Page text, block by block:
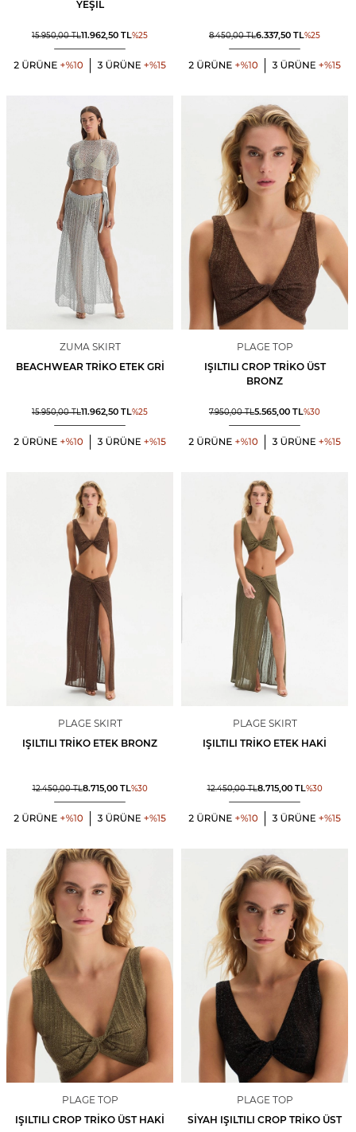
YEŞIL
15.950,00TL11.962,50 TL%25 8.450,00TL6.337,50 TL%25
ZUMA SKIRT
BEACHWEAR TRIKO ETEK GRI
15.950,00TL11.962,50 TL%25
PLAGE TOP
IŞILTILI CROP TRIKO ÜST
BRONZ
7.950,00TL5.565,00 TL%30
PLAGE SKIRT
IŞILTILI TRIKO ETEK BRONZ
12.450,00TL8.715,00TL%30
PLAGE SKIRT
IŞILTILI TRIKO ETEK HAKI
12.450,00TL8.715,00TL%30
PLAGE TOP
IŞILTILI CROP TRIKO ÜST HAKI
PLAGE TOP
SIYAH IŞILTILI CROP TRIKO ÜST